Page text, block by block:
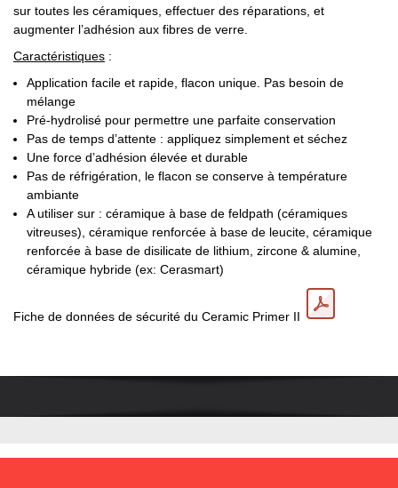
sur toutes les céramiques, effectuer des réparations, et
augmenter l’adhésion aux fibres de verre.
Caractéristiques :
Application facile et rapide, flacon unique. Pas besoin de
mélange
Pré-hydrolisé pour permettre une parfaite conservation
Pas de temps d’attente : appliquez simplement et séchez
Une force d’adhésion élevée et durable
Pas de réfrigération, le flacon se conserve à température
ambiante
A utiliser sur : céramique à base de feldpath (céramiques
vitreuses), céramique renforcée à base de leucite, céramique
renforcée à base de disilicate de lithium, zircone & alumine,
céramique hybride (ex: Cerasmart)
Fiche de données de sécurité du Ceramic Primer II